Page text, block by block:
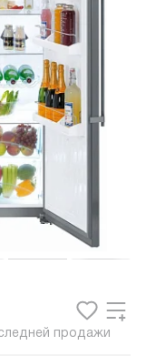
продажи